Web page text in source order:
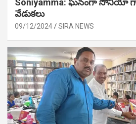
Soniyamma: ఘ‌నంగా సోనియా
వేడుక‌లు
09/12/2024 SIRA NEWS